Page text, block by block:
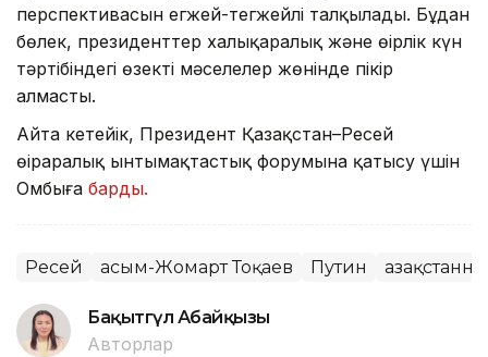
перспективасын егжей-тегжейлі талқылады. Бұдан
бөлек, президенттер халықаралық және өңірлік күн
тәртібіндегі өзекті мәселелер жөнінде пікір
алмасты.
Айта кетейік, Президент Қазақстан–Ресей
өңіраралық ынтымақтастық форумына қатысу үшін
Омбыға барды.
Ресей Қасым-Жомарт Тоқаев Путин
Бақытгүл Абайқызы
Авторлар